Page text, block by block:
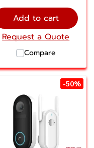
Add to cart
Request a Quote
Compare
-50%